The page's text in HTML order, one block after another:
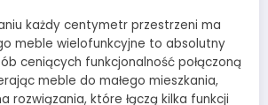
każdy centymetr przestrzeni ma
meble wielofunkcyjne to absolutny
ceniących funkcjonalność połączoną
meble do małego mieszkania,
rozwiązania, które łączą kilka funkcji